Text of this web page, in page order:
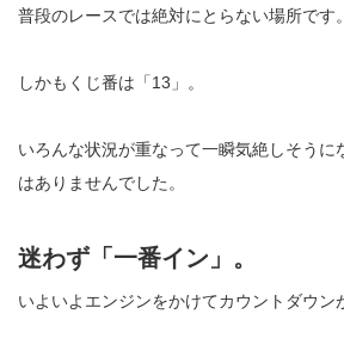
普段のレースでは絶対にとらない場所です。
しかもくじ番は「13 」。
いろんな状況が重なって一瞬気絶しそうに
はありませんでした。
迷わず「一番イン」。
いよいよエンジンをかけてカウントダウン